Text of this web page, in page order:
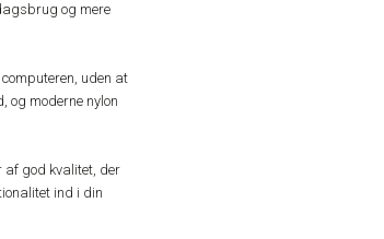
og mere
uden at
og moderne nylon
af god kvalitet, der
ind i din